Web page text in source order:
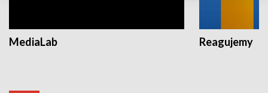
MediaLab Reagujemy